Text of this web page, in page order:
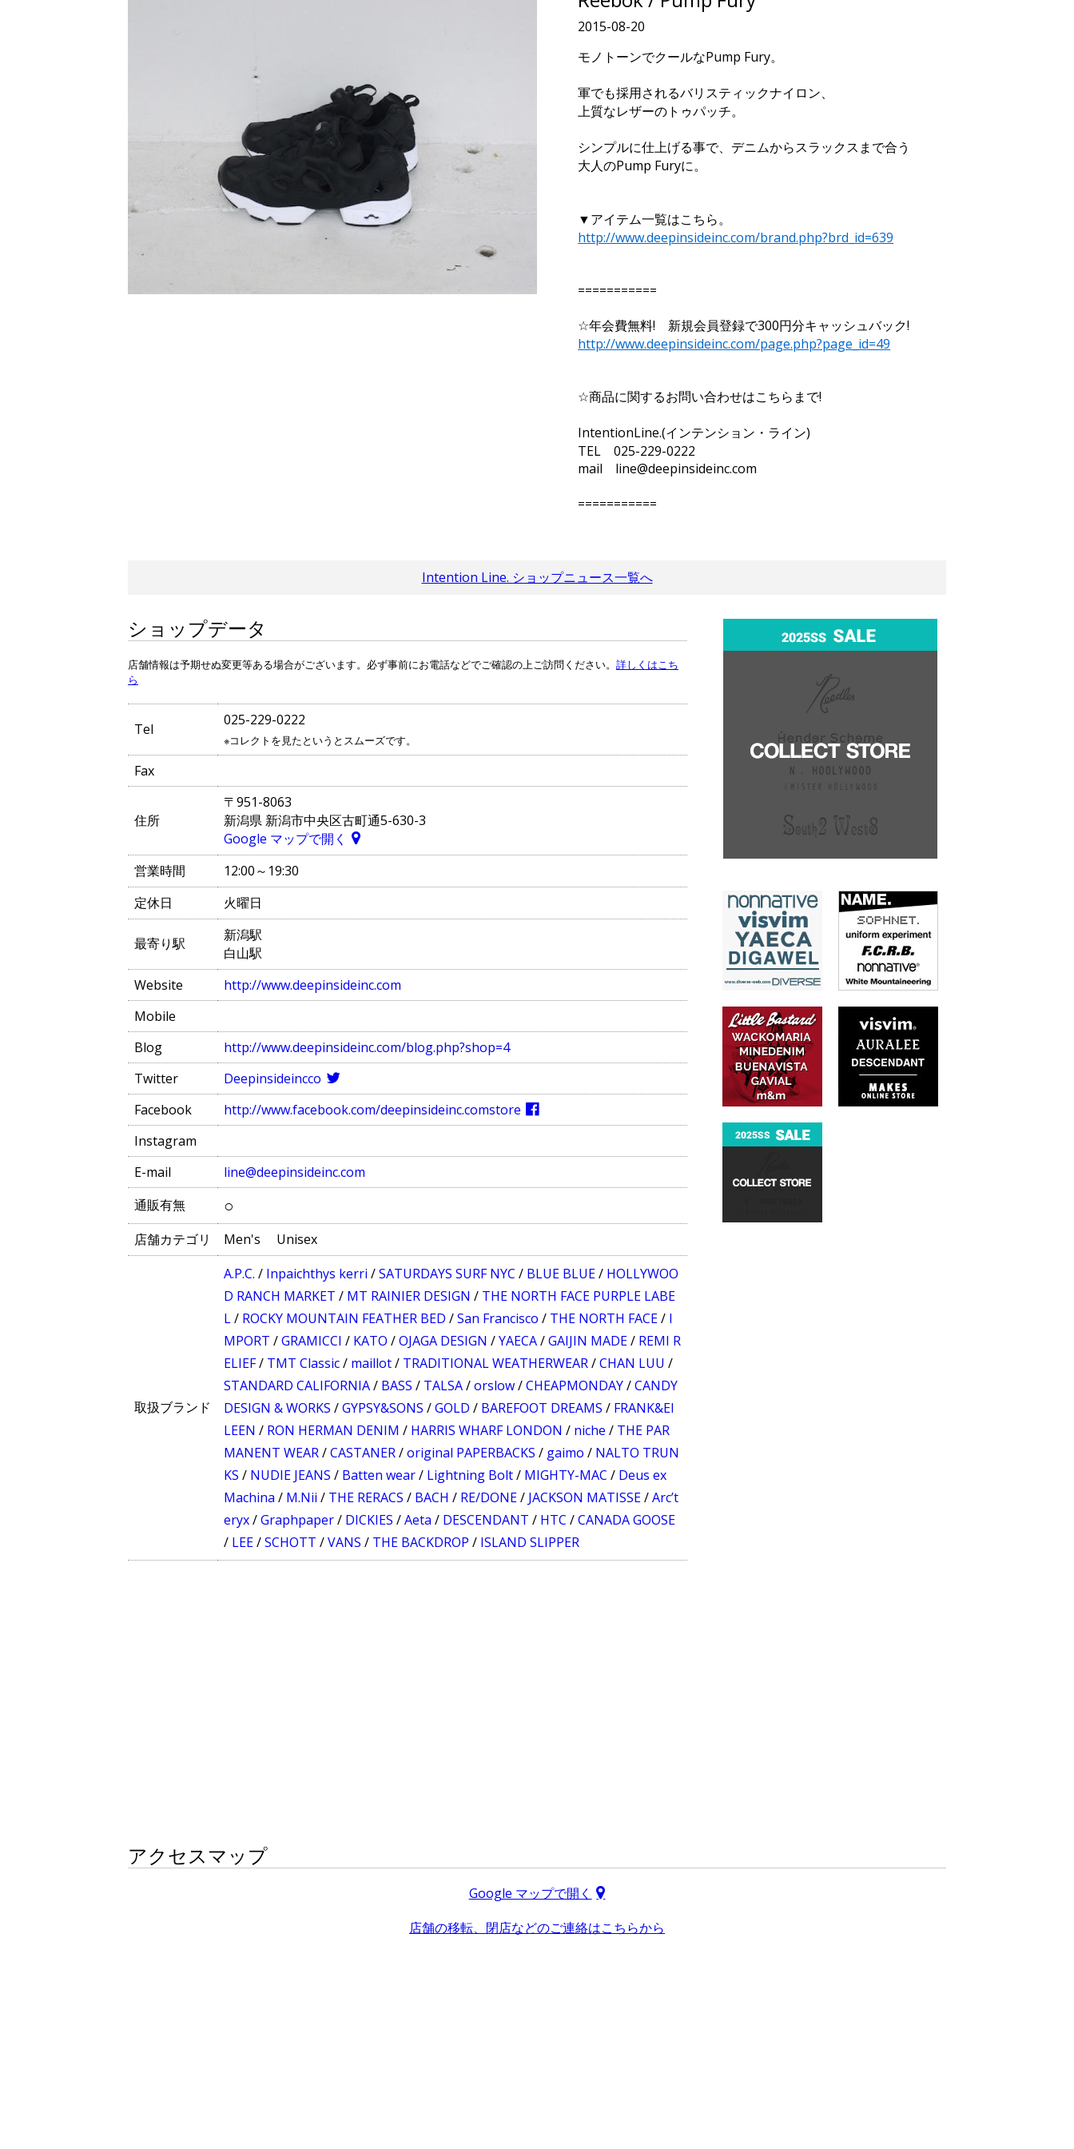
2015-08-20
モノトーンでクールなPump Fury。
軍でも採用されるバリスティックナイロン、
上質なレザーのトゥパッチ。
シンプルに仕上げる事で、デニムからスラックスまで合う
大人のPump Furyに。
▼アイテム一覧はこちら。
http://www.deepinsideinc.com/brand.php?brd_id=639
===========
☆年会費無料! 新規会員登録で300円分キャッシュバック!
http://www.deepinsideinc.com/page.php?page_id=49
☆商品に関するお問い合わせはこちらまで!
IntentionLine.(インテンション・ライン)
TEL 025-229-0222
mail line@deepinsideinc.com
===========
Intention Line. ショップニュース一覧へ
ショップデータ
店舗情報は予期せぬ変更等ある場合がございます。必ず事前にお電話などでご確認の上ご訪問ください。 詳しくはこち
ら
Tel
025-229-0222
※コレクトを見たというとスムーズです。
Fax
住所
〒951-8063
新潟県 新潟市中央区古町通5-630-3
Google マップで開く
営業時間
12:00～19:30
定休日
火曜日
最寄り駅
新潟駅
白山駅
Website
http://www.deepinsideinc.com
Mobile
Blog
http://www.deepinsideinc.com/blog.php?shop=4
Twitter
Deepinsideincco
Facebook
http://www.facebook.com/deepinsideinc.comstore
Instagram
E-mail
line@deepinsideinc.com
通販有無
○
店舗カテゴリ Men's Unisex
取扱ブランド
A.P.C. / Inpaichthys kerri /SATURDAYS SURF NYC / BLUE BLUE/ HOLLYWOO
D RANCH MARKET / MT RAINIER DESIGN / THE NORTH FACE PURPLE LABE
L/ ROCKY MOUNTAIN FEATHER BED /San Francisco / THE NORTH FACE/ I
MPORT /GRAMICCI / KATO /OJAGA DESIGN /YAECA/GAIJIN MADE/ REMI R
ELIEF/ TMT Classic/ maillot/ TRADITIONAL WEATHERWEAR/CHAN LUU /
STANDARD CALIFORNIA/ BASS / TALSA/orslow/CHEAPMONDAY/CANDY
DESIGN & WORKS /GYPSY&SONS /GOLD / BAREFOOT DREAMS / FRANK&EI
LEEN / RON HERMAN DENIM / HARRIS WHARF LONDON / niche / THE PAR
MANENT WEAR/CASTANER/original PAPERBACKS / gaimo / NALTO TRUN
KS / NUDIE JEANS / Batten wear/ Lightning Bolt/ MIGHTY-MAC / Deus ex
Machina / M.Nii / THE RERACS / BACH / RE/DONE/ JACKSON MATISSE/Arc’t
eryx/Graphpaper/ DICKIES /Aeta / DESCENDANT / HTC /CANADA GOOSE
/ LEE/SCHOTT /VANS / THE BACKDROP / ISLAND SLIPPER
アクセスマップ
Google マップで開く
店舗の移転、閉店などのご連絡はこちらから